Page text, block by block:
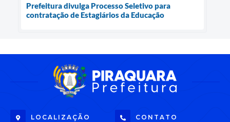
Prefeitura divulga Processo Seletivo para
contratação de Estagiários da Educação
LOCALIZAÇÃO CONTATO